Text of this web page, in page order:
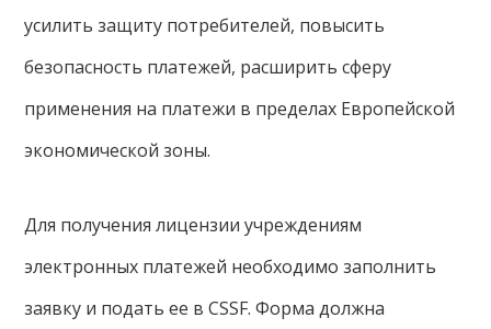
усилить защиту потребителей, повысить
безопасность платежей, расширить сферу
применения на платежи в пределах Европейской
экономической зоны.
Для получения лицензии учреждениям
электронных платежей необходимо заполнить
заявку и подать ее в CSSF. Форма должна